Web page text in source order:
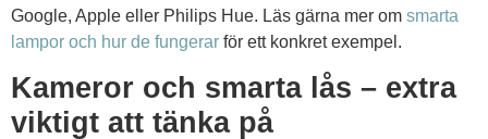
Google, Apple eller Philips Hue. Läs gärna mer om smarta
lampor och hur de fungerar för ett konkret exempel.
Kameror och smarta lås – extra
viktigt att tänka på